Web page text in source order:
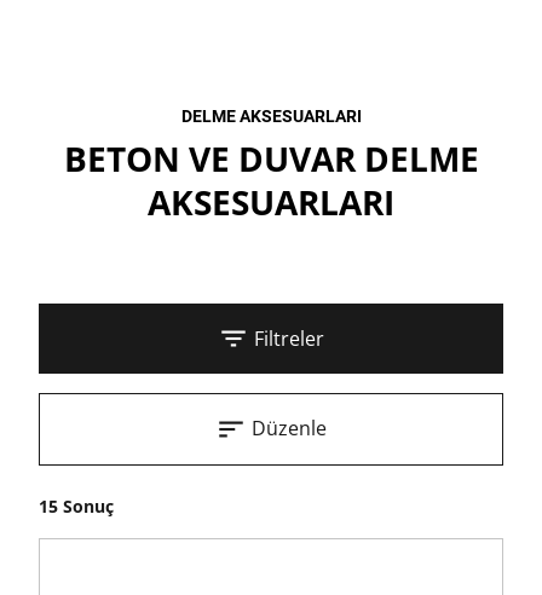
DELME AKSESUARLARI
BETON VE DUVAR DELME
AKSESUARLARI
Filtreler
15 Sonuç
Düzenle